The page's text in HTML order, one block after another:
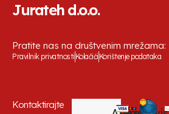
Jurateh d.o.o.
Pratite nas na društvenim mrežama:
Pravilnik privatnosti Kolačići Korištenje podataka
Kontaktirajte